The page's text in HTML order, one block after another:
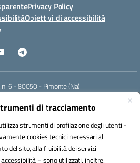
di tracciamento
strumenti di profilazione degli utenti -
cookies tecnici necessari al
del sito, alla fruibilità dei servizi
– sono utilizzati, inoltre,
Privacy Policy
Obiettivi di accessibilità
6 - 80050 - Pimonte (Na)
(PEC):naic86400x@pec.istruzione.it
Amministrazioni (IPA): ISTSC_NAIC86400X
(CUF): UF5NKX